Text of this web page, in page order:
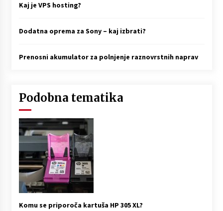
Kaj je VPS hosting?
Dodatna oprema za Sony – kaj izbrati?
Prenosni akumulator za polnjenje raznovrstnih naprav
Podobna tematika
Komu se priporoča kartuša HP 305 XL?